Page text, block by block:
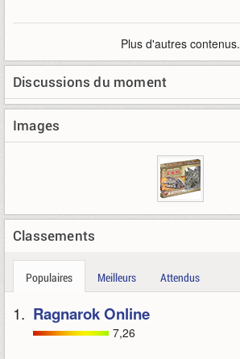
Plus d'autres contenus.
Discussions du moment
Images
Classements
Populaires Meilleurs Attendus
1. Ragnarok Online
7,26